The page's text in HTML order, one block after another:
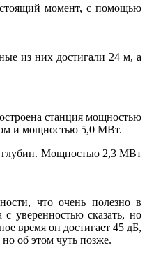
момент, с помощью
из них достигали 24 м, а
станция мощностью
и мощностью 5,0 МВт.
глубин. Мощностью 2,3 МВт
что очень полезно в
уверенностью сказать, но
время он достигает 45 дБ,
об этом чуть позже.